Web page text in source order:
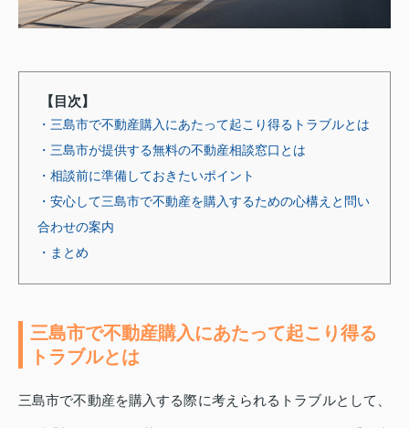
【目次】
・三島市で不動産購入にあたって起こり得るトラブルとは
・三島市が提供する無料の不動産相談窓口とは
・相談前に準備しておきたいポイント
・安心して三島市で不動産を購入するための心構えと問い
合わせの案内
・まとめ
三島市で不動産購入にあたって起こり得る
トラブルとは
三島市で不動産を購入する際に考えられるトラブルとして、